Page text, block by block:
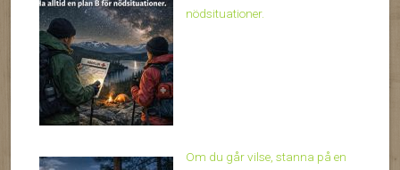
nödsituationer.
Om du går vilse, stanna på en